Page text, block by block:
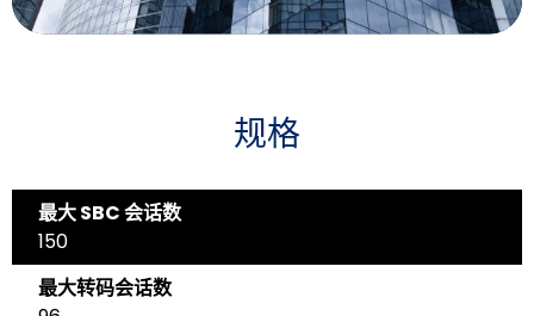
规格
最大 SBC 会话数
150
最大转码会话数